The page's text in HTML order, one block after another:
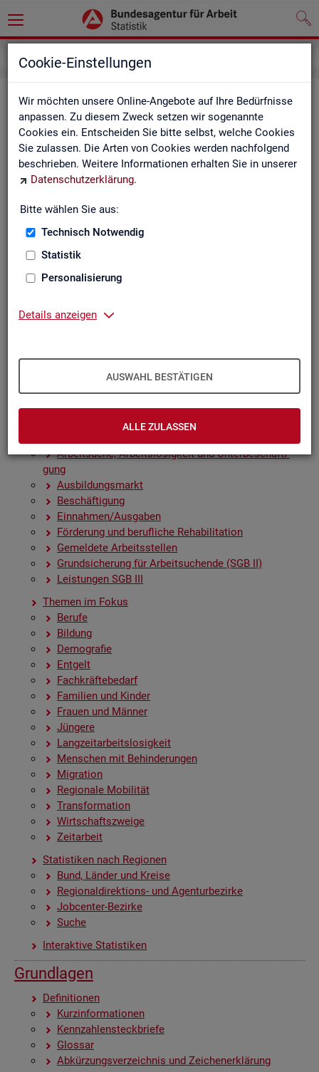
Cookie-Einstellungen
Wir möchten unsere Online-Angebote auf Ihre Bedürfnisse
anpassen. Zu diesem Zweck setzen wir sogenannte
Cookies ein. Entscheiden Sie bitte selbst, welche Cookies
Sie zulassen. Die Arten von Cookies werden nachfolgend
beschrieben. Weitere Informationen erhalten Sie in unserer
Datenschutzerklärung.
Bitte wählen Sie aus:
Technisch Notwendig
Statistik
Personalisierung
Details anzeigen
AUSWAHL BESTÄTIGEN
ALLE ZULASSEN
In­halts­ver­zeich­nis
Sta­tis­ti­ken
Rund­schau Ar­beits­markt
Mo­nats­be­richt
Eck­wer­te des Ar­beits­mark­tes und der Grund­si­che­
rung
Eck­wer­te Ar­beits­markt
Ar­beits­markt in Deutsch­land
Zah­len, Daten, Fak­ten - Struk­tur­da­ten und -in­di­ka­to­
Früh­in­di­ka­to­ren für den Ar­beits­markt
Sai­son­be­rei­nig­te Zeit­rei­hen
Ar­beit­su­che, Ar­beits­lo­sig­keit und Un­ter­be­schäf­ti­
gung
Aus­bil­dungs­markt
Be­schäf­ti­gung
Ein­nah­men/Aus­ga­ben
För­de­rung und be­ruf­li­che Re­ha­bi­li­ta­ti­on
Ge­mel­de­te Ar­beits­stel­len
Grund­si­che­rung für Ar­beit­su­chen­de (SGB II)
Leis­tun­gen SGB III
The­men im Fokus
Be­ru­fe
Bil­dung
De­mo­gra­fie
Ent­gelt
Fach­kräf­te­be­darf
Fa­mi­li­en und Kin­der
Frau­en und Män­ner
Jün­ge­re
Lang­zeit­ar­beits­lo­sig­keit
Men­schen mit Be­hin­de­run­gen
Mi­gra­ti­on
Re­gio­na­le Mo­bi­li­tät
Trans­for­ma­ti­on
Wirt­schafts­zwei­ge
Zeit­ar­beit
Sta­tis­ti­ken nach Re­gio­nen
Bund, Län­der und Krei­se
Re­gio­nal­di­rek­ti­ons- und Agen­tur­be­zir­ke
Job­cen­ter-Be­zir­ke
Suche
In­ter­ak­ti­ve Sta­tis­ti­ken
Grund­la­gen
De­fi­ni­tio­nen
Kurz­in­for­ma­tio­nen
Kenn­zah­len­steck­brie­fe
Glos­sar
Ab­kür­zungs­ver­zeich­nis und Zei­chen­er­klä­rung